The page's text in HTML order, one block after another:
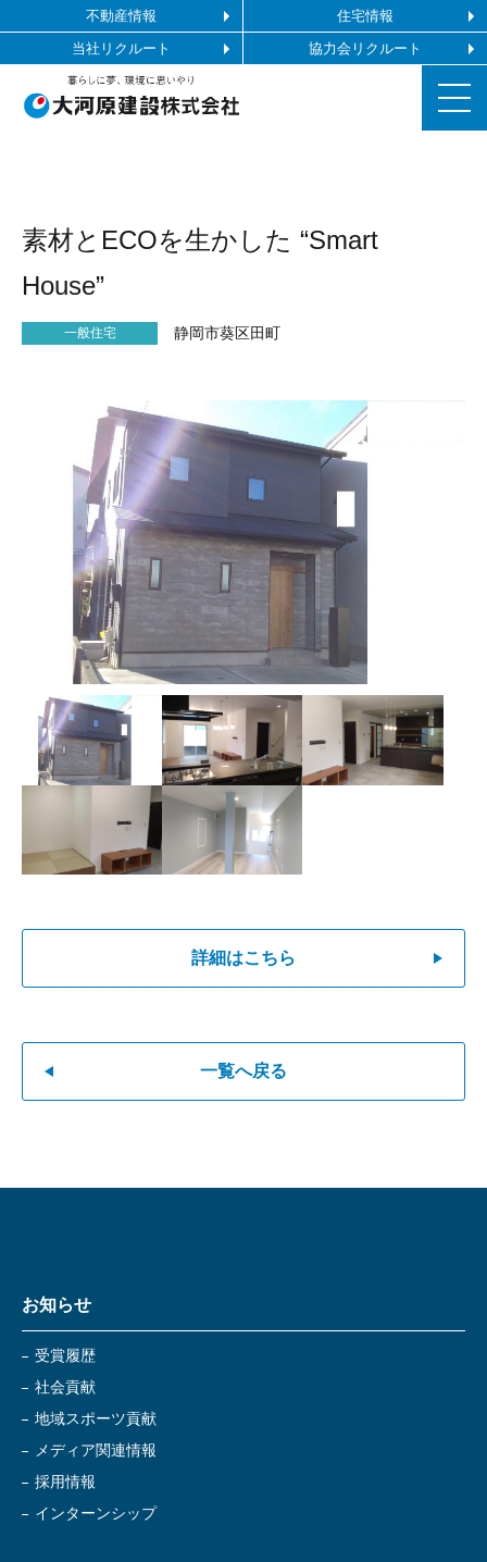
不動産情報
住宅情報
当社リクルート
協力会リクルート
協力会社の皆様へ
お問い合わせ
サイトマップ
施工ギャラリー
素材とECOを生かした “Smart
House”
一般住宅 静岡市葵区田町
詳細はこちら
一覧へ戻る
お知らせ
受賞履歴
社会貢献
地域スポーツ貢献
メディア関連情報
採用情報
インターンシップ